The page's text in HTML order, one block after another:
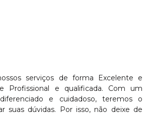
serviços de forma Excelente e
e Profissional e qualificada. Com um
e cuidadoso, teremos o
suas dúvidas. Por isso, não deixe de